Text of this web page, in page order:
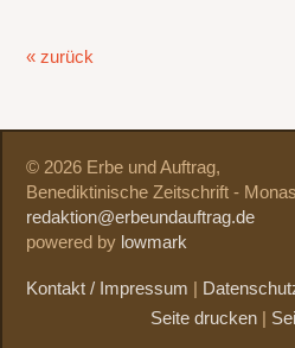
« zurück
© 2026 Erbe und Auftrag,
Benediktinische Zeitschrift -
redaktion@erbeundauftrag.de
powered by lowmark
Kontakt / Impressum
Seite drucken